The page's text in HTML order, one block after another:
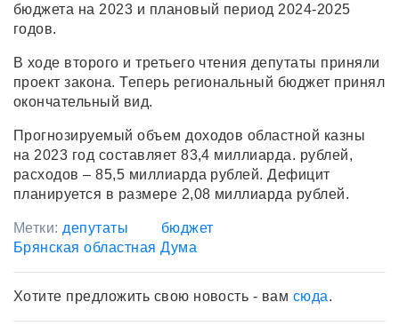
бюджета на 2023 и плановый период 2024-2025
годов.
В ходе второго и третьего чтения депутаты приняли
проект закона. Теперь региональный бюджет принял
окончательный вид.
Прогнозируемый объем доходов областной казны
на 2023 год составляет 83,4 миллиарда. рублей,
расходов – 85,5 миллиарда рублей. Дефицит
планируется в размере 2,08 миллиарда рублей.
Метки: депутаты
бюджет
Брянская областная Дума
Хотите предложить свою новость - вам сюда.